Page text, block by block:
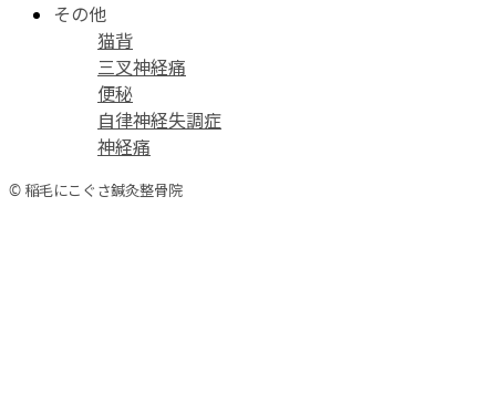
その他
猫背
三叉神経痛
便秘
自律神経失調症
神経痛
© 稲毛にこぐさ鍼灸整骨院